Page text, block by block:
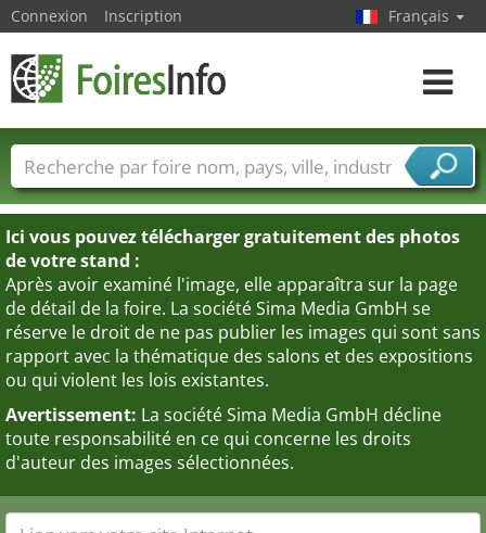
Ici vous pouvez télécharger gratuitement des photos
de votre stand :
Après avoir examiné l'image, elle apparaîtra sur la page
de détail de la foire. La société Sima Media GmbH se
réserve le droit de ne pas publier les images qui sont sans
rapport avec la thématique des salons et des expositions
ou qui violent les lois existantes.
Avertissement: La société Sima Media GmbH décline
toute responsabilité en ce qui concerne les droits
d'auteur des images sélectionnées.
Connexion Inscription Français
Toggle
Foire noms Pays Villes
Secteurs de foire
Secteurs du fournisseur de services